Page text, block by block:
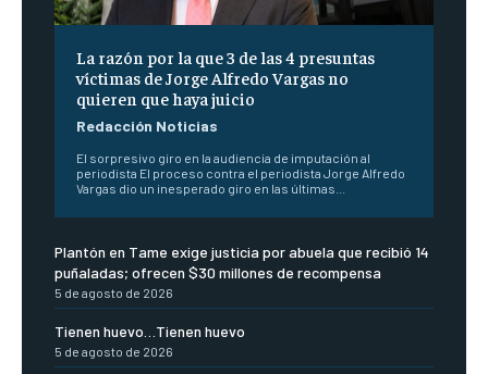
La razón por la que 3 de las 4 presuntas
víctimas de Jorge Alfredo Vargas no
quieren que haya juicio
Redacción Noticias
El sorpresivo giro en la audiencia de imputación al
periodista El proceso contra el periodista Jorge Alfredo
Vargas dio un inesperado giro en las últimas...
Plantón en Tame exige justicia por abuela que recibió 14
puñaladas; ofrecen $30 millones de recompensa
5 de agosto de 2026
Tienen huevo…Tienen huevo
5 de agosto de 2026